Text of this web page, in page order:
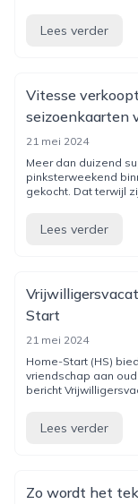
Lees verder
Vitesse
seizoenkaarten
21 mei 2024
Meer dan duizend
pinksterweekend
gekocht. Dat terwijl
Lees verder
Start
21 mei 2024
Home-Start (HS)
vriendschap aan
bericht
Lees verder
Zo wordt het